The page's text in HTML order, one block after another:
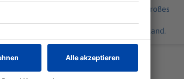
Wiedenhofer. Er gilt als großes
Tonschöpfern in Deutschland.